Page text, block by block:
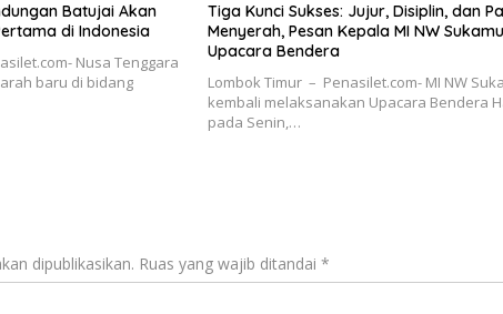
Batujai Akan
di Indonesia
Nusa Tenggara
baru di bidang
Tiga Kunci Sukses: Jujur, Disiplin, dan
Menyerah, Pesan Kepala MI NW
Upacara Bendera
Lombok Timur – Penasilet.com- MI NW
kembali melaksanakan Upacara Bendera
pada Senin,…
dipublikasikan. Ruas yang wajib ditandai *